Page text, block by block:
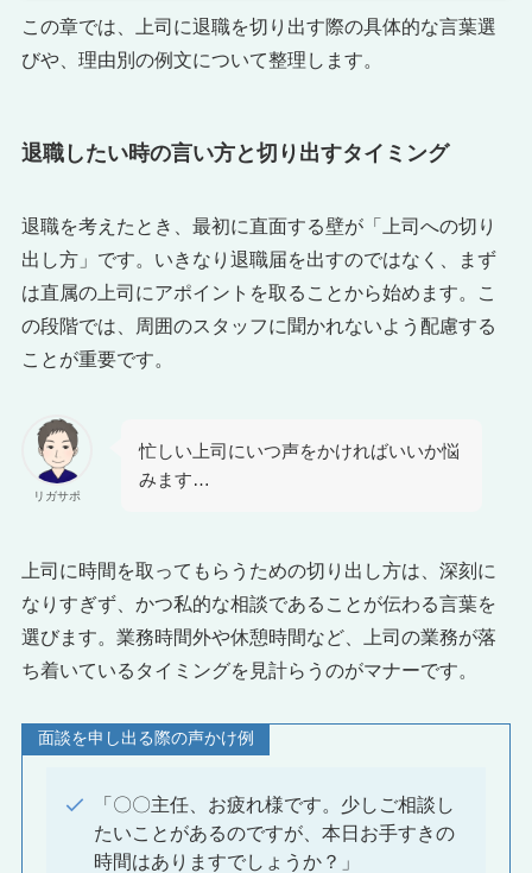
この章では、上司に退職を切り出す際の具体的な言葉選
びや、理由別の例文について整理します。
退職したい時の言い方と切り出すタイミング
退職を考えたとき、最初に直面する壁が「上司への切り
出し方」です。いきなり退職届を出すのではなく、まず
は直属の上司にアポイントを取ることから始めます。こ
の段階では、周囲のスタッフに聞かれないよう配慮する
ことが重要です。
リガサポ
忙しい上司にいつ声をかければいいか悩
みます…
上司に時間を取ってもらうための切り出し方は、深刻に
なりすぎず、かつ私的な相談であることが伝わる言葉を
選びます。業務時間外や休憩時間など、上司の業務が落
ち着いているタイミングを見計らうのがマナーです。
面談を申し出る際の声かけ例
「〇〇主任、お疲れ様です。少しご相談し
たいことがあるのですが、本日お手すきの
時間はありますでしょうか？」